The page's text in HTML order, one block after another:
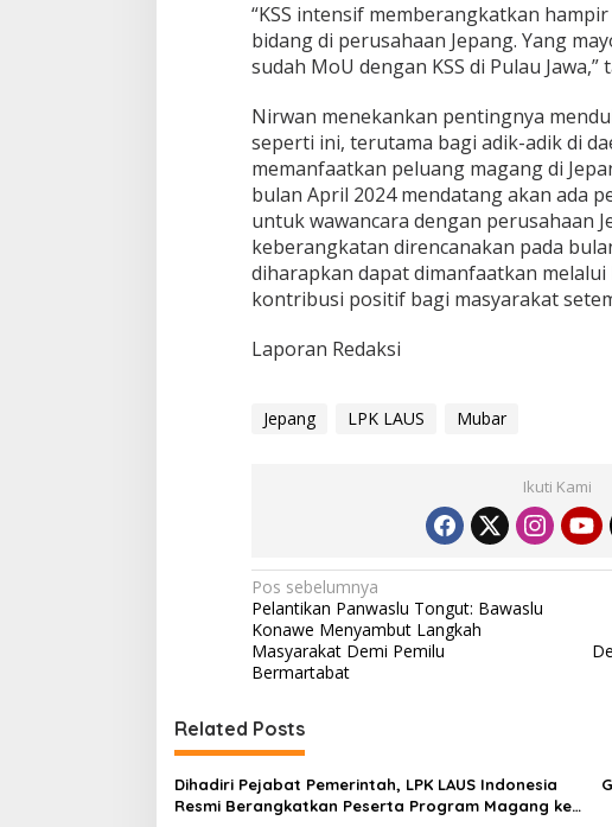
“KSS intensif memberangkatkan
bidang di perusahaan Jepang. Yang
sudah MoU dengan KSS di Pulau
Nirwan menekankan pentingnya
seperti ini, terutama bagi adik-adik di
memanfaatkan peluang magang di
bulan April 2024 mendatang akan ada
untuk wawancara dengan perusahaan
keberangkatan direncanakan pada
diharapkan dapat dimanfaatkan melalui
kontribusi positif bagi masyarakat
Laporan Redaksi
Jepang LPK LAUS Mubar
Ikuti Kami
N
a
v
g
a
s
Pos sebelumnya
Pelantikan Panwaslu Tongut: Bawaslu
Konawe Menyambut Langkah
Masyarakat Demi Pemilu
Bermartabat
Related Posts
Dihadiri Pejabat Pemerintah, LPK LAUS Indonesia
Resmi Berangkatkan Peserta Program Magang ke